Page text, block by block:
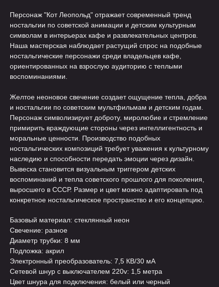
Персонаж "Кот Леопольд" отражает современный тренд
ностальгии по советской анимации и детским культурным
символам в интерьерах кафе и развлекательных центров.
Наша мастерская наблюдает растущий спрос на подобные
ностальгические персонажи среди владельцев кафе,
ориентированных на взрослую аудиторию с теплыми
воспоминаниями.
Желтое неоновое свечение создает ощущение тепла, добра
и ностальгии по советским мультфильмам и детским годам.
Персонаж символизирует доброту, миролюбие и стремление
примирить враждующие стороны через интеллигентность и
моральные ценности. Производство подобных
ностальгических композиций требует уважения к культурному
наследию и способности передать эмоции через дизайн.
Вывеска становится визуальным триггером детских
воспоминаний и тепла советского прошлого для поколения,
выросшего в СССР. Размер и цвет можно адаптировать под
конкретное ностальгическое пространство и его концепцию.
Базовый материал: стеклянный неон
Свечение: разное
Диаметр трубки: 8 мм
Подложка: акрил
Электронный преобразователь: 7,5 КВ/30 мА
Сетевой шнур с выключателем 220v: 1,5 метра
Цвет шнура для подключения: белый или черный